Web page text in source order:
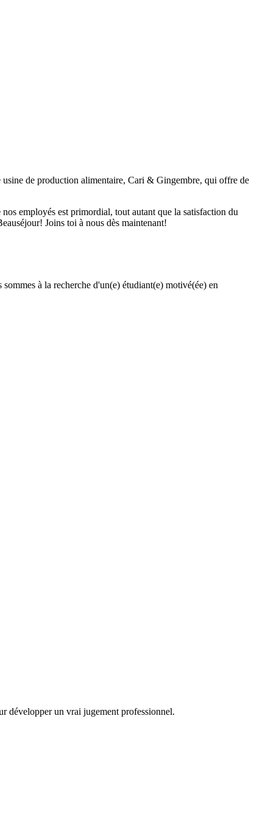
usine de production alimentaire, Cari & Gingembre, qui offre de
employés est primordial, tout autant que la satisfaction du
Joins toi à nous dès maintenant!
à la recherche d'un(e) étudiant(e) motivé(ée) en
développer un vrai jugement professionnel.